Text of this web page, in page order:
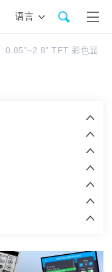
语言
0.85"~2.8" TFT 彩色显